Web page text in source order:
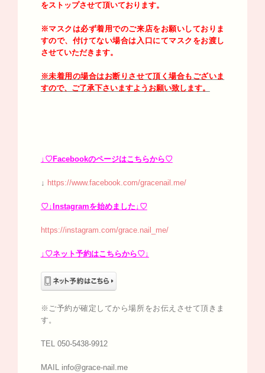
をストップさせて頂いております。
※マスクは必ず着用でのご来店をお願いしておりま
すので、付けてない場合は入口にてマスクをお渡し
させていただきます。
※未着用の場合はお断りさせて頂く場合もございま
すので、ご了承下さいますようお願い致します。
↓♡Facebookのページはこちらから♡
↓ https://www.facebook.com/gracenail.me/
♡↓Instagramを始めました↓♡
https://instagram.com/grace.nail_me/
↓♡ネット予約はこちらから♡↓
※ご予約が確定してから場所をお伝えさせて頂きま
す。
TEL 050-5438-9912
MAIL info@grace-nail.me